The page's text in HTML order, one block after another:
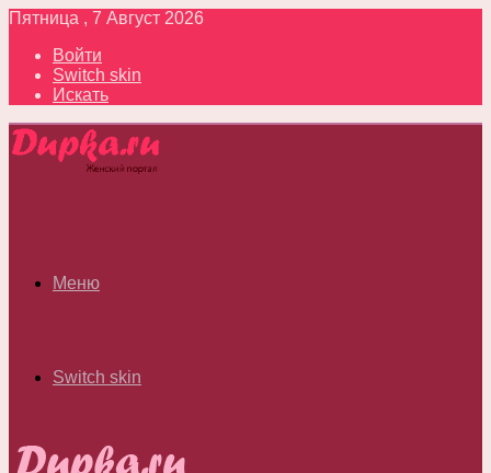
Пятница , 7 Август 2026
Войти
Switch skin
Искать
Меню
Switch skin